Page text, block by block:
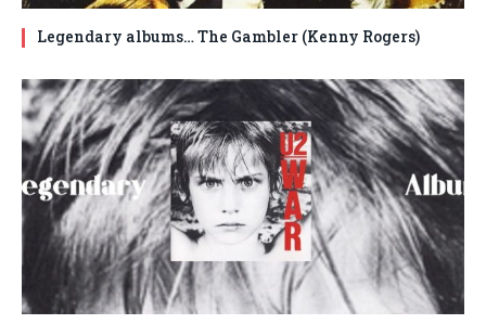
Legendary albums… The Gambler (Kenny Rogers)